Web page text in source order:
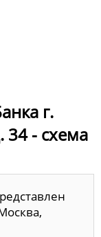
г.
34 - схема